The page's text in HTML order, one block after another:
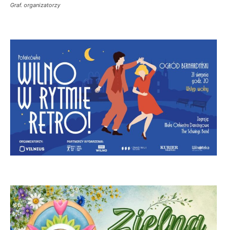
Graf. organizatorzy